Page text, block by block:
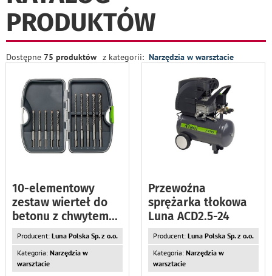
PRODUKTÓW
Dostępne 75 produktów z kategorii: Narzędzia w warsztacie
10-elementowy
zestaw wierteł do
betonu z chwytem...
Producent: Luna Polska Sp. z o.o.
Kategoria: Narzędzia w
warsztacie
Przewoźna
sprężarka tłokowa
Luna ACD2.5-24
Producent: Luna Polska Sp. z o.o.
Kategoria: Narzędzia w
warsztacie